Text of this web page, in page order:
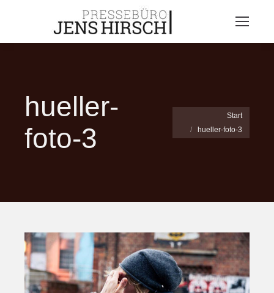
hueller-
foto-3
Sie befinden sich hier:
Start
hueller-foto-3